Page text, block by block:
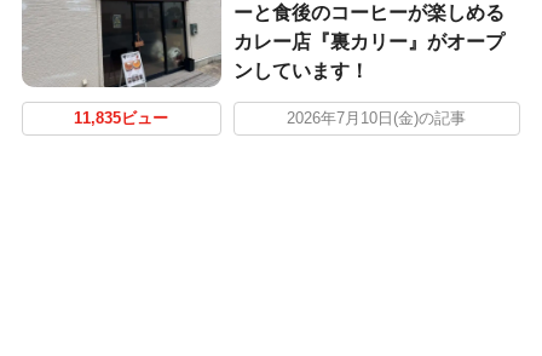
ーと食後のコーヒーが楽しめる
カレー店『裏カリー』がオープ
ンしています！
11,835ビュー 2026年7月10日(金)の記事